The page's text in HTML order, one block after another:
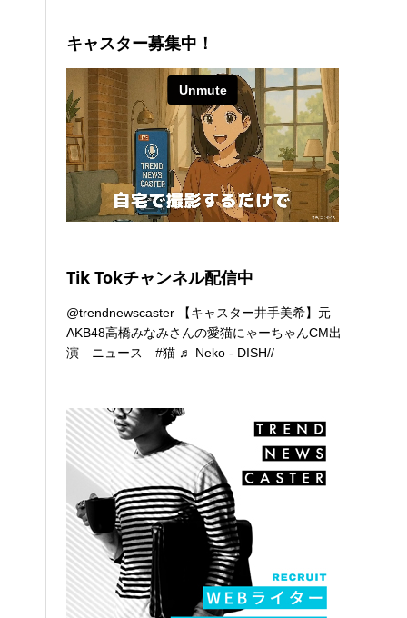
キャスター募集中！
Tik Tokチャンネル配信中
@trendnewscaster 【キャスター井手美希】元
AKB48高橋みなみさんの愛猫にゃーちゃんCM出
演 ニュース#猫 ♬ Neko - DISH//